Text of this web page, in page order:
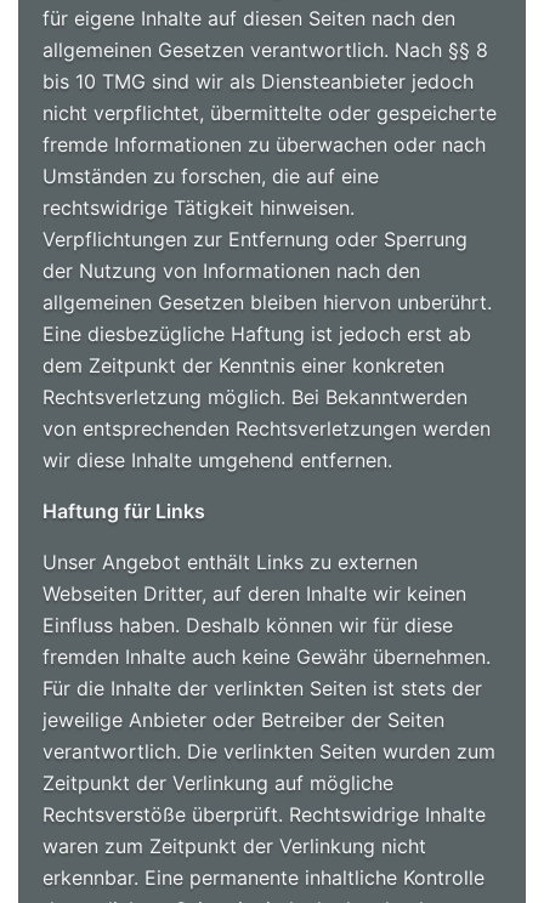
für eigene Inhalte auf diesen Seiten nach den
allgemeinen Gesetzen verantwortlich. Nach §§ 8
bis 10 TMG sind wir als Diensteanbieter jedoch
nicht verpflichtet, übermittelte oder gespeicherte
fremde Informationen zu überwachen oder nach
Umständen zu forschen, die auf eine
rechtswidrige Tätigkeit hinweisen.
Verpflichtungen zur Entfernung oder Sperrung
der Nutzung von Informationen nach den
allgemeinen Gesetzen bleiben hiervon unberührt.
Eine diesbezügliche Haftung ist jedoch erst ab
dem Zeitpunkt der Kenntnis einer konkreten
Rechtsverletzung möglich. Bei Bekanntwerden
von entsprechenden Rechtsverletzungen werden
wir diese Inhalte umgehend entfernen.
Haftung für Links
Unser Angebot enthält Links zu externen
Webseiten Dritter, auf deren Inhalte wir keinen
Einfluss haben. Deshalb können wir für diese
fremden Inhalte auch keine Gewähr übernehmen.
Für die Inhalte der verlinkten Seiten ist stets der
jeweilige Anbieter oder Betreiber der Seiten
verantwortlich. Die verlinkten Seiten wurden zum
Zeitpunkt der Verlinkung auf mögliche
Rechtsverstöße überprüft. Rechtswidrige Inhalte
waren zum Zeitpunkt der Verlinkung nicht
erkennbar. Eine permanente inhaltliche Kontrolle